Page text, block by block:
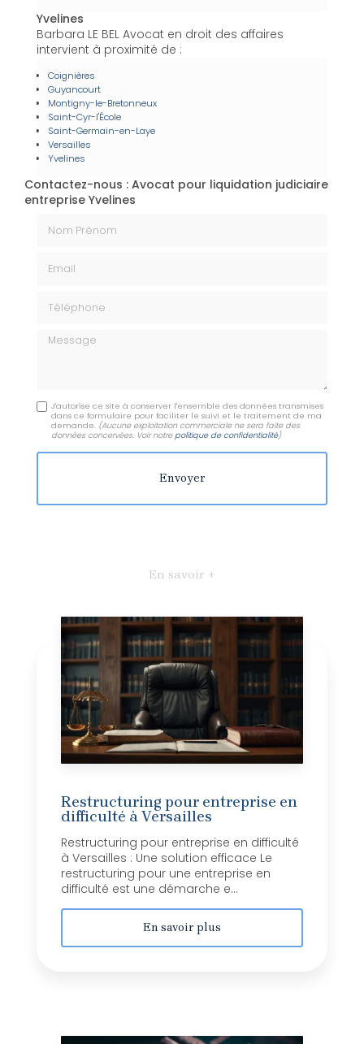
Yvelines
Barbara LE BEL Avocat en droit des affaires
intervient à proximité de :
Coignières
Guyancourt
Montigny-le-Bretonneux
Saint-Cyr-l'École
Saint-Germain-en-Laye
Versailles
Yvelines
Contactez-nous : Avocat pour liquidation judiciaire
entreprise Yvelines
Message
J'autorise ce site à conserver l'ensemble des données transmises
dans ce formulaire pour faciliter le suivi et le traitement de ma
demande. (Aucune exploitation commerciale ne sera faite des
données concervées. Voir notrepolitique de confidentialité)
En savoir +
Restructuring pour entreprise en
difficulté à Versailles
Restructuring pour entreprise en difficulté
à Versailles : Une solution efficace Le
restructuring pour une entreprise en
difficulté est une démarche e...
En savoir plus